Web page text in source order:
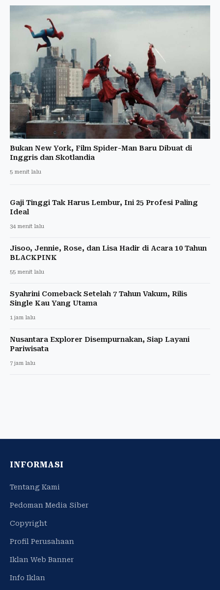
Bukan New York, Film Spider-Man Baru Dibuat di
Inggris dan Skotlandia
5 menit lalu
Gaji Tinggi Tak Harus Lembur, Ini 25 Profesi Paling
Ideal
34 menit lalu
Jisoo, Jennie, Rose, dan Lisa Hadir di Acara 10 Tahun
BLACKPINK
55 menit lalu
Syahrini Comeback Setelah 7 Tahun Vakum, Rilis
Single Kau Yang Utama
1 jam lalu
Nusantara Explorer Disempurnakan, Siap Layani
Pariwisata
7 jam lalu
INFORMASI
Tentang Kami
Pedoman Media Siber
Copyright
Profil Perusahaan
Iklan Web Banner
Info Iklan